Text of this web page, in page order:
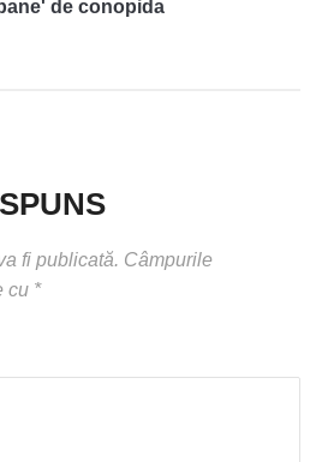
de conopida
fi publicată. Câmpurile
cu *